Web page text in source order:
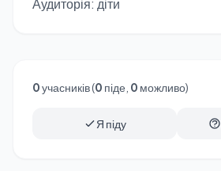
Аудиторія: діти
0учасників (0 піде, 0 можливо)
Я піду